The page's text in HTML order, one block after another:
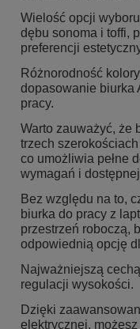
Wielość opcji
dębu sonoma i toffi,
preferencji
Różnorodność
dopasowanie biurka
pracy.
Warto zauważyć, że
trzech
co umożliwia pełne
wymagań i
Bez względu na to,
biurka do pracy z
przestrzeń roboczą,
odpowiednią opcję
Najważniejszą
regulacji wysokości.
Dzięki
elektrycznej,